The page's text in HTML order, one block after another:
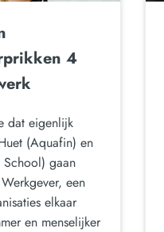
4
dat eigenlijk
(Aquafin) en
School) gaan
een
elkaar
en menselijker